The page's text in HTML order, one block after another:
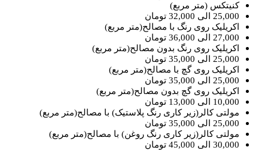
کنیتکس (متر مربع)
25,000 الی 32,000 تومان
اکریلیک روی رنگ​ با مصالح(متر مربع)
27,000 الی 36,000 تومان
اکریلیک روی رنگ​ بدون مصالح(متر مربع)
25,000 الی 35,000 تومان
اکریلیک روی گچ​ با مصالح(متر مربع)
25,000 الی 35,000 تومان
اکریلیک روی گچ​ بدون مصالح(متر مربع)
10,000 الی 13,000 تومان
مولتی کالر(زیر کاری رنگ پلاستیک)​ با مصالح(متر مربع)
25,000 الی 35,000 تومان
مولتی کالر(زیر کاری رنگ روغن)​ با مصالح(متر مربع)
30,000 الی 45,000 تومان